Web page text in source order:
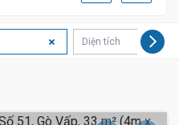
Diện tích